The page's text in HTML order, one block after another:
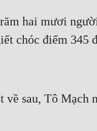
hai mươi
chóc điểm 345
về sau, Tô Mạch